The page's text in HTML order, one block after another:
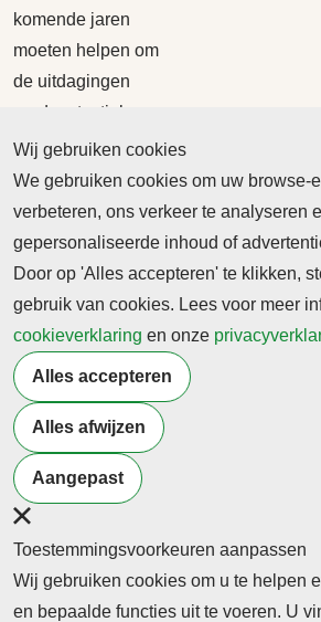
komende jaren
moeten helpen om
de uitdagingen
rondom textiel en
milieu het hoofd te
bieden.
Lees dit artikel
Bekijk recente
edities
THEMA
Leiderschap
& Innovatie
juni - 2026
THEMA
Wij gebruiken cookies
We gebruiken cookies om uw browse-
verbeteren, ons verkeer te analyseren
gepersonaliseerde inhoud of
Door op 'Alles accepteren' te klikken,
gebruik van cookies. Lees voor meer
cookieverklaring en onze
Alles accepteren
Alles afwijzen
Aangepast
Toestemmingsvoorkeuren aanpassen
Wij gebruiken cookies om u te helpen
en bepaalde functies uit te voeren. U